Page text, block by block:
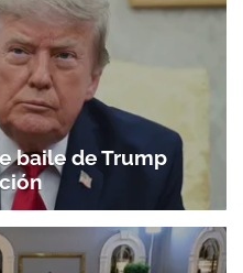
baile de Trump